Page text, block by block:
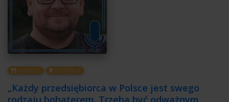
WYWIADY INSPIRACJE
„Każdy przedsiębiorca w Polsce jest swego